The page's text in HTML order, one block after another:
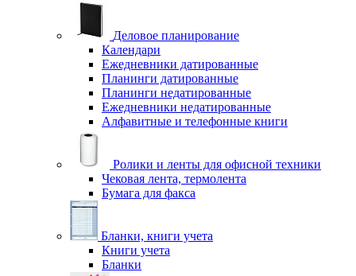
Деловое планирование
Календари
Ежедневники датированные
Планинги датированные
Планинги недатированные
Ежедневники недатированные
Алфавитные и телефонные книги
Ролики и ленты для офисной техники
Чековая лента, термолента
Бумага для факса
Бланки, книги учета
Книги учета
Бланки